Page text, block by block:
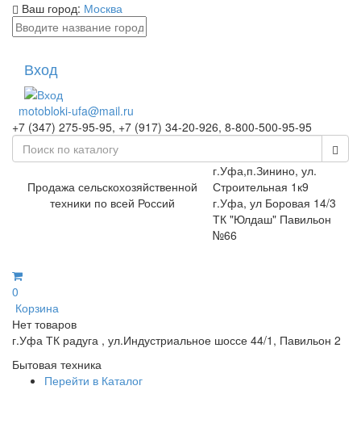
Ваш город: Москва
Вход
motobloki-ufa@mail.ru
+7 (347) 275-95-95, +7 (917) 34-20-926, 8-800-500-95-95
Продажа сельскохозяйственной
техники по всей Россий
г.Уфа,п.Зинино, ул.
Строительная 1к9
г.Уфа, ул Боровая 14/3
ТК "Юлдаш" Павильон
№66
0
Корзина
Нет товаров
г.Уфа ТК радуга , ул.Индустриальное шоссе 44/1, Павильон 2
Бытовая техника
Перейти в Каталог